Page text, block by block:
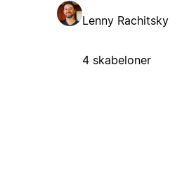
Lenny Rachitsky
4 skabeloner